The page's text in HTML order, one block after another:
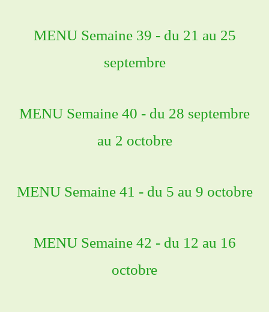
MENU Semaine 39 - du 21 au 25
septembre
MENU Semaine 40 - du 28 septembre
au 2 octobre
MENU Semaine 41 - du 5 au 9 octobre
MENU Semaine 42 - du 12 au 16
octobre